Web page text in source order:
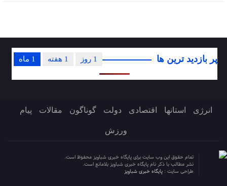
پر بازدید ترین ها 1 ماه 1 هفته 1 روز
انرژی استانها اقتصادی دولت گوناگون مقالات پیام
ورزش
تمام حقوق این وب سایت برای پایگاه خبری شباویز محفوظ است.
نشر مطالب با ذکر نام پایگاه خبری شباویز بلامانع است.
طراحی سایت : پایگاه خبری شباویز